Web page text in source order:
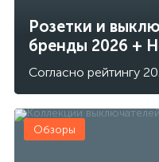
Розетки и
бренды 2026 +
Согласно рейтингу
Обзоры